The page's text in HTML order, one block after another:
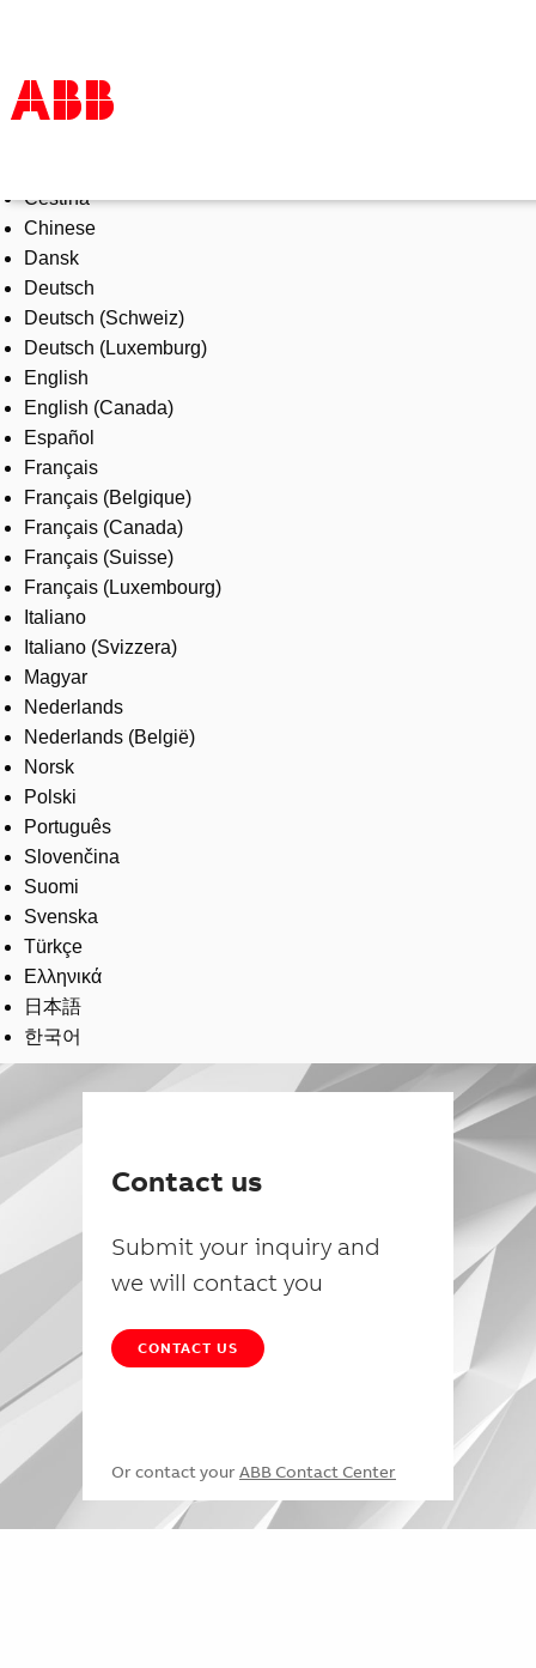
Products & Solutions
Industries
Services
About us
Where to buy
Contact us
Careers
Čeština
Chinese
Dansk
Deutsch
Deutsch (Schweiz)
Deutsch (Luxemburg)
English
English (Canada)
Español
Français
Français (Belgique)
Français (Canada)
Français (Suisse)
Français (Luxembourg)
Italiano
Italiano (Svizzera)
Magyar
Nederlands
Nederlands (België)
Norsk
Polski
Português
Slovenčina
Suomi
Svenska
Türkçe
Ελληνικά
日本語
한국어
Contact us
Submit your inquiry and
we will contact you
CONTACT US
Or contact your ABB Contact Center